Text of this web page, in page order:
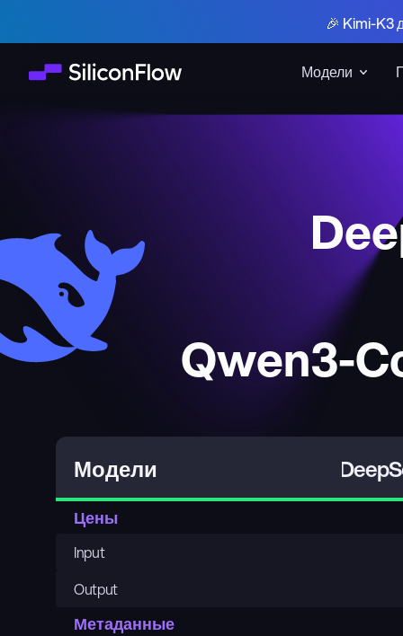
Модели
🎉 Kimi-K3
Qwen3-
Модели
Цены
Input
Output
Метаданные